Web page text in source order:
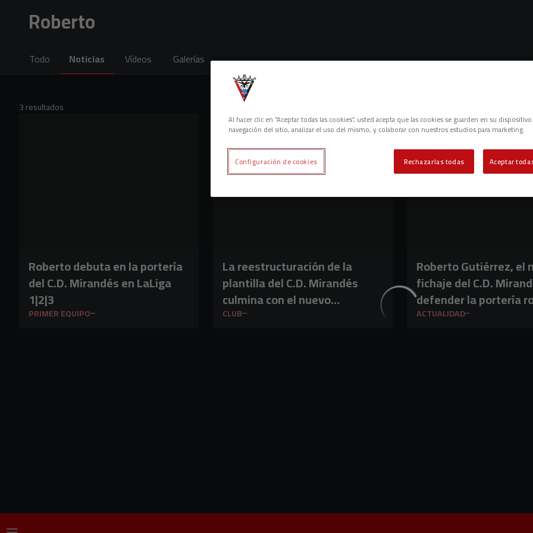
Roberto
Todo Noticias Vídeos Galerías
3 resultados
Roberto debuta en la portería
del C.D. Mirandés en LaLiga
1|2|3
PRIMER EQUIPO
La reestructuración de la
plantilla del C.D. Mirandés
culmina con el nuevo
guardameta, Roberto
CLUB
Roberto Gutiérrez, el
fichaje del C.D.
defender la portería
ACTUALIDAD
Al hacer clic en “Aceptar todas las cookies”, usted acepta que las cookies se guarden en su
navegación del sitio, analizar el uso del mismo, y colaborar con nuestros estudios para marketing.
Rechazarlas todas Aceptar
Configuración de cookies